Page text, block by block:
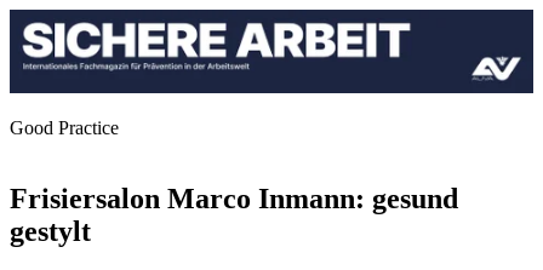
Good Practice
Frisiersalon Marco Inmann: gesund
gestylt